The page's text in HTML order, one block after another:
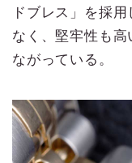
ドブレス」を採
なく、堅牢性も
ながっている。